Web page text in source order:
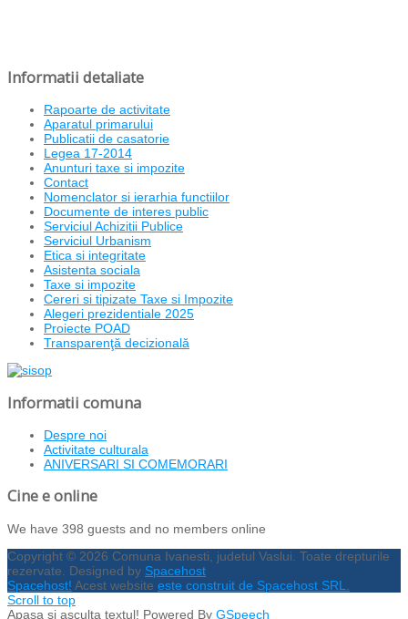
Informatii detaliate
Rapoarte de activitate
Aparatul primarului
Publicatii de casatorie
Legea 17-2014
Anunturi taxe si impozite
Contact
Nomenclator si ierarhia functiilor
Documente de interes public
Serviciul Achizitii Publice
Serviciul Urbanism
Etica si integritate
Asistenta sociala
Taxe si impozite
Cereri si tipizate Taxe si Impozite
Alegeri prezidentiale 2025
Proiecte POAD
Transparenţă decizională
Informatii comuna
Despre noi
Activitate culturala
ANIVERSARI SI COMEMORARI
Cine e online
We have 398 guests and no members online
Copyright © 2026 Comuna Ivanesti, judetul Vaslui. Toate drepturile
rezervate. Designed by Spacehost
Spacehost! Acest website este construit de Spacehost SRL.
Scroll to top
Apasa si asculta textul! Powered By GSpeech